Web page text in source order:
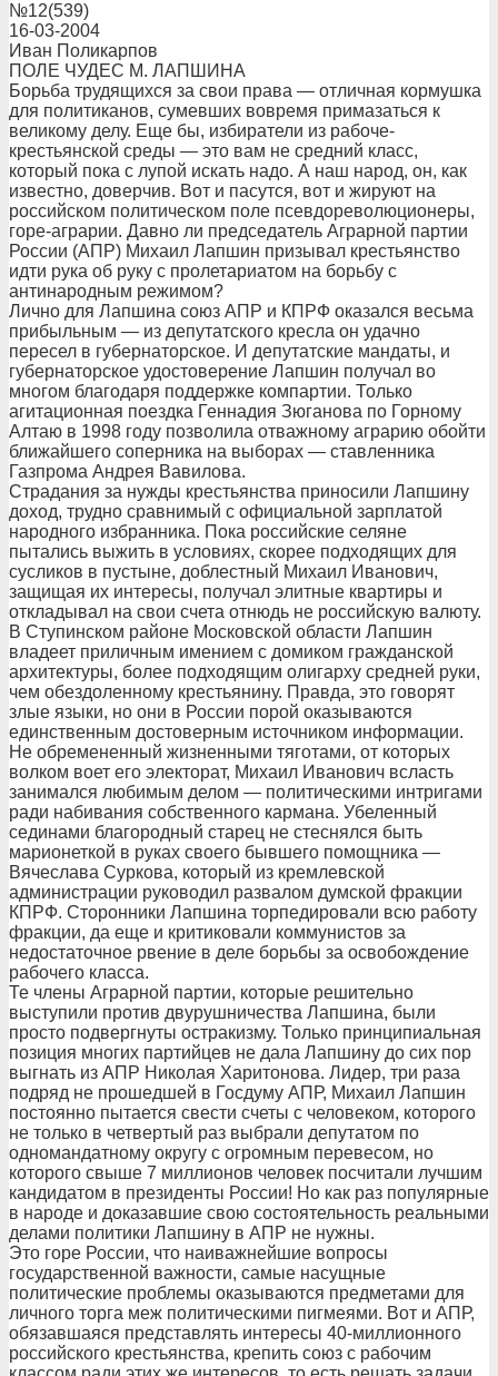
№12(539)
16-03-2004
Иван Поликарпов
ПОЛЕ ЧУДЕС М. ЛАПШИНА
Борьба трудящихся за свои права — отличная кормушка
для политиканов, сумевших вовремя примазаться к
великому делу. Еще бы, избиратели из рабоче-
крестьянской среды — это вам не средний класс,
который пока с лупой искать надо. А наш народ, он, как
известно, доверчив. Вот и пасутся, вот и жируют на
российском политическом поле псевдореволюционеры,
горе-аграрии. Давно ли председатель Аграрной партии
России (АПР) Михаил Лапшин призывал крестьянство
идти рука об руку с пролетариатом на борьбу с
антинародным режимом?
Лично для Лапшина союз АПР и КПРФ оказался весьма
прибыльным — из депутатского кресла он удачно
пересел в губернаторское. И депутатские мандаты, и
губернаторское удостоверение Лапшин получал во
многом благодаря поддержке компартии. Только
агитационная поездка Геннадия Зюганова по Горному
Алтаю в 1998 году позволила отважному аграрию обойти
ближайшего соперника на выборах — ставленника
Газпрома Андрея Вавилова.
Страдания за нужды крестьянства приносили Лапшину
доход, трудно сравнимый с официальной зарплатой
народного избранника. Пока российские селяне
пытались выжить в условиях, скорее подходящих для
сусликов в пустыне, доблестный Михаил Иванович,
защищая их интересы, получал элитные квартиры и
откладывал на свои счета отнюдь не российскую валюту.
В Ступинском районе Московской области Лапшин
владеет приличным имением с домиком гражданской
архитектуры, более подходящим олигарху средней руки,
чем обездоленному крестьянину. Правда, это говорят
злые языки, но они в России порой оказываются
единственным достоверным источником информации.
Не обремененный жизненными тяготами, от которых
волком воет его электорат, Михаил Иванович всласть
занимался любимым делом — политическими интригами
ради набивания собственного кармана. Убеленный
сединами благородный старец не стеснялся быть
марионеткой в руках своего бывшего помощника —
Вячеслава Суркова, который из кремлевской
администрации руководил развалом думской фракции
КПРФ. Сторонники Лапшина торпедировали всю работу
фракции, да еще и критиковали коммунистов за
недостаточное рвение в деле борьбы за освобождение
рабочего класса.
Те члены Аграрной партии, которые решительно
выступили против двурушничества Лапшина, были
просто подвергнуты остракизму. Только принципиальная
позиция многих партийцев не дала Лапшину до сих пор
выгнать из АПР Николая Харитонова. Лидер, три раза
подряд не прошедшей в Госдуму АПР, Михаил Лапшин
постоянно пытается свести счеты с человеком, которого
не только в четвертый раз выбрали депутатом по
одномандатному округу с огромным перевесом, но
которого свыше 7 миллионов человек посчитали лучшим
кандидатом в президенты России! Но как раз популярные
в народе и доказавшие свою состоятельность реальными
делами политики Лапшину в АПР не нужны.
Это горе России, что наиважнейшие вопросы
государственной важности, самые насущные
политические проблемы оказываются предметами для
личного торга меж политическими пигмеями. Вот и АПР,
обязавшаяся представлять интересы 40-миллионного
российского крестьянства, крепить союз с рабочим